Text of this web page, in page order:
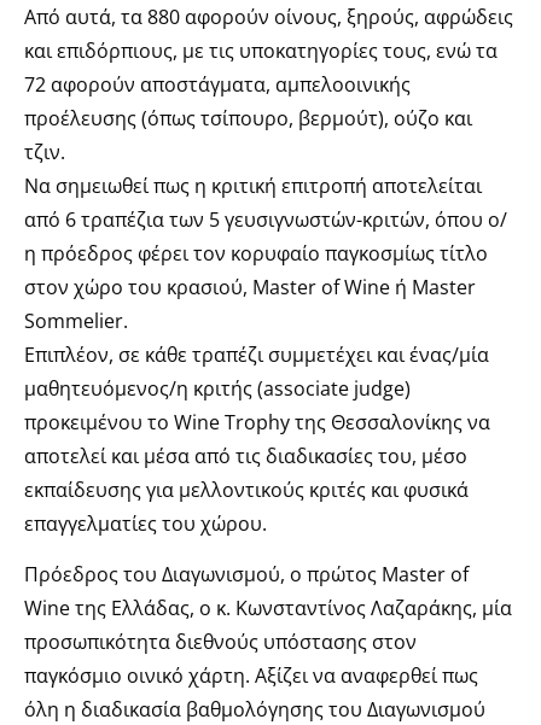
Από αυτά, τα 880 αφορούν οίνους, ξηρούς, αφρώδεις
και επιδόρπιους, με τις υποκατηγορίες τους, ενώ τα
72 αφορούν αποστάγματα, αμπελοοινικής
προέλευσης (όπως τσίπουρο, βερμούτ), ούζο και
τζιν.
Να σημειωθεί πως η κριτική επιτροπή αποτελείται
από 6 τραπέζια των 5 γευσιγνωστών-κριτών, όπου ο/
η πρόεδρος φέρει τον κορυφαίο παγκοσμίως τίτλο
στον χώρο του κρασιού, Master of Wine ή Master
Sommelier.
Επιπλέον, σε κάθε τραπέζι συμμετέχει και ένας/μία
μαθητευόμενος/η κριτής (associate judge)
προκειμένου το Wine Trophy της Θεσσαλονίκης να
αποτελεί και μέσα από τις διαδικασίες του, μέσο
εκπαίδευσης για μελλοντικούς κριτές και φυσικά
επαγγελματίες του χώρου.
Πρόεδρος του Διαγωνισμού, ο πρώτος Μaster of
Wine της Ελλάδας, ο κ. Κωνσταντίνος Λαζαράκης, μία
προσωπικότητα διεθνούς υπόστασης στον
παγκόσμιο οινικό χάρτη. Αξίζει να αναφερθεί πως
όλη η διαδικασία βαθμολόγησης του Διαγωνισμού